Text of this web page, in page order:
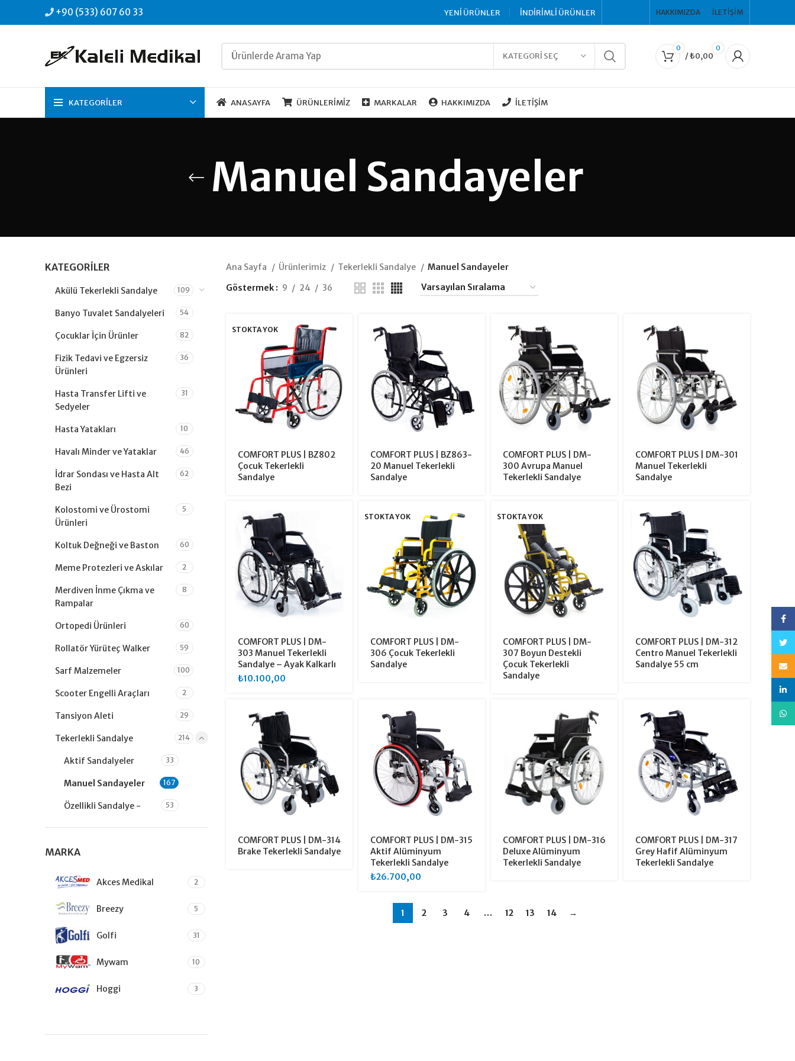
+90 (533) 607 60 33 YENİ ÜRÜNLER İNDİRİMLİ ÜRÜNLER HAKKIMIZDA İLETIŞIM
KATEGORI SEÇ
0 0
/₺0,00
KATEGORILER ANASAYFA ÜRÜNLERIMIZ MARKALAR HAKKIMIZDA İLETIŞIM
Manuel Sandayeler
KATEGORILER
Akülü Tekerlekli Sandalye 109
Banyo Tuvalet Sandalyeleri 54
Çocuklar İçin Ürünler 82
Fizik Tedavi ve Egzersiz
Ürünleri
36
Hasta Transfer Lifti ve
Sedyeler
31
Hasta Yatakları 10
Havalı Minder ve Yataklar 46
İdrar Sondası ve Hasta Alt
Bezi
62
Kolostomi ve Ürostomi
Ürünleri
5
Koltuk Değneği ve Baston 60
Meme Protezleri ve Askılar 2
Merdiven İnme Çıkma ve
Rampalar
8
Ortopedi Ürünleri 60
Rollatör Yürüteç Walker 59
Sarf Malzemeler 100
Scooter Engelli Araçları 2
Tansiyon Aleti 29
Tekerlekli Sandalye 214
Aktif Sandalyeler 33
Manuel Sandayeler 167
Özellikli Sandalye -
53
Cihazları
Uyku ve Solunum Cihazları
Varis Çorapları
MARKA
Akces Medikal 2
Breezy 5
Golfi 31
Mywam 10
Hoggi 3
Ana Sayfa Ürünlerimiz Tekerlekli Sandalye
Manuel Sandayeler
Göstermek
9 24 36
STOKTA YOK
COMFORT PLUS | BZ802
Çocuk Tekerlekli
Sandalye
COMFORT PLUS | BZ863-
20 Manuel Tekerlekli
Sandalye
COMFORT PLUS | DM-
300 Avrupa Manuel
Tekerlekli Sandalye
COMFORT PLUS | DM-301
Manuel Tekerlekli
Sandalye
COMFORT PLUS | DM-
303 Manuel Tekerlekli
Sandalye – Ayak Kalkarlı
₺10.100,00
STOKTA YOK
COMFORT PLUS | DM-
306 Çocuk Tekerlekli
Sandalye
STOKTA YOK
COMFORT PLUS | DM-
307 Boyun Destekli
Çocuk Tekerlekli
Sandalye
COMFORT PLUS | DM-312
Centro Manuel Tekerlekli
Sandalye 55 cm
COMFORT PLUS | DM-314
Brake Tekerlekli Sandalye
COMFORT PLUS | DM-315
Aktif Alüminyum
Tekerlekli Sandalye
₺26.700,00
COMFORT PLUS | DM-316
Deluxe Alüminyum
Tekerlekli Sandalye
COMFORT PLUS | DM-317
Grey Hafif Alüminyum
Tekerlekli Sandalye
1 2 3 4 … 12 13 14 →
E-